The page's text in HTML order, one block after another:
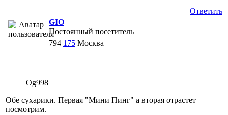
Ответить
GIO
Постоянный посетитель
794 175 Москва
Og998
Обе сухарики. Первая "Мини Пинг" а вторая отрастет
посмотрим.